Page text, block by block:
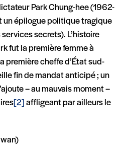
Park Chung-hee (1962-
un épilogue politique tragique
secrets). L’histoire
fut la première femme à
première cheffe d’État sud-
fin de mandat anticipé ; un
– au mauvais moment –
[2] affligeant par ailleurs le